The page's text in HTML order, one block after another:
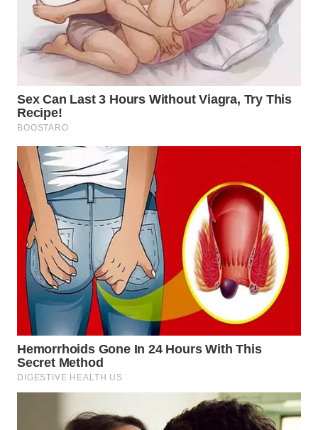
WN
SAMOSIR
WN
LAWAS
WN
WN
CIANJUR
WN
KEPULAUAN
SERIBU
WN
TANGERANG
WN
BINJAI